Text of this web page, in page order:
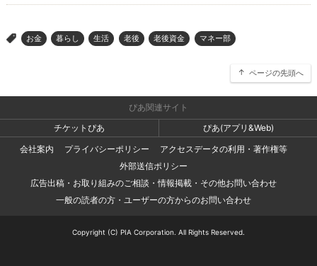
> お金 暮らし 生活 老後 老後資金 マネー部
ページの先頭へ
ぴあ関連サイト
チケットぴあ
ぴあ(アプリ&Web)
会社案内
プライバシーポリシー
アクセスデータの利用・著作権等
外部送信ポリシー
広告出稿・お取り組みのご相談・情報掲載・その他お問い合わせ
一般の読者の方・ユーザーの方からのお問い合わせ
Copyright (C) PIA Corporation. All Rights Reserved.